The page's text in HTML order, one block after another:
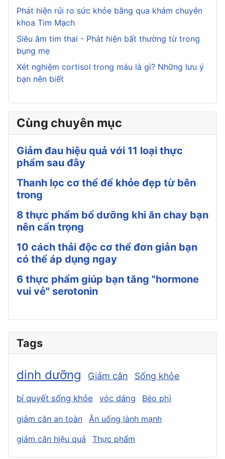
Phát hiện rủi ro sức khỏe bằng qua khám chuyên
khoa Tim Mạch
Siêu âm tim thai - Phát hiện bất thường từ trong
bụng mẹ
Xét nghiệm cortisol trong máu là gì? Những lưu ý
bạn nên biết
Cùng chuyên mục
Giảm đau hiệu quả với 11 loại thực
phẩm sau đây
Thanh lọc cơ thể để khỏe đẹp từ bên
trong
8 thực phẩm bổ dưỡng khi ăn chay bạn
nên cẩn trọng
10 cách thải độc cơ thể đơn giản bạn
có thể áp dụng ngay
6 thực phẩm giúp bạn tăng "hormone
vui vẻ" serotonin
Tags
dinh dưỡng Giảm cân Sống khỏe
bí quyết sống khỏe vóc dáng Béo phì
giảm cân an toàn
Ăn uống lành mạnh
giảm cân hiệu quả
Thực phẩm